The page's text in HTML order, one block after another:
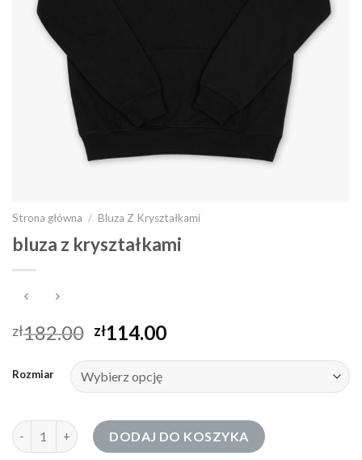
Strona główna / Bluza Z Kryształkami
bluza z kryształkami
zł182.00 zł114.00
Rozmiar
ilość bluza z kryształkamiDODAJ DO KOSZYKA